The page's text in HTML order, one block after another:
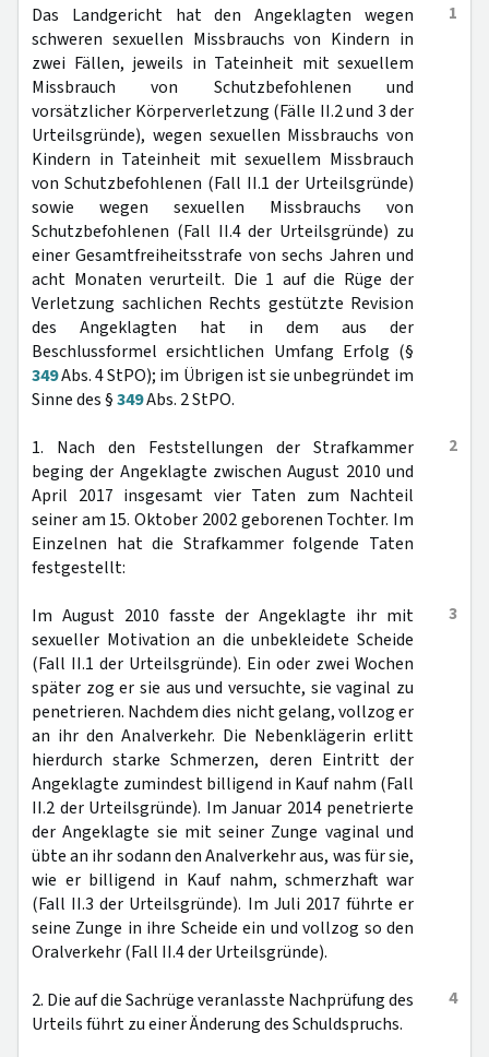
1
Das Landgericht hat den Angeklagten wegen
schweren sexuellen Missbrauchs von Kindern in
zwei Fällen, jeweils in Tateinheit mit sexuellem
Missbrauch von Schutzbefohlenen und
vorsätzlicher Körperverletzung (Fälle II.2 und 3 der
Urteilsgründe), wegen sexuellen Missbrauchs von
Kindern in Tateinheit mit sexuellem Missbrauch
von Schutzbefohlenen (Fall II.1 der Urteilsgründe)
sowie wegen sexuellen Missbrauchs von
Schutzbefohlenen (Fall II.4 der Urteilsgründe) zu
einer Gesamtfreiheitsstrafe von sechs Jahren und
acht Monaten verurteilt. Die 1 auf die Rüge der
Verletzung sachlichen Rechts gestützte Revision
des Angeklagten hat in dem aus der
Beschlussformel ersichtlichen Umfang Erfolg (§
349Abs. 4 StPO); im Übrigen ist sie unbegründet im
Sinne des §349Abs. 2 StPO.
2
1. Nach den Feststellungen der Strafkammer
beging der Angeklagte zwischen August 2010 und
April 2017 insgesamt vier Taten zum Nachteil
seiner am 15. Oktober 2002 geborenen Tochter. Im
Einzelnen hat die Strafkammer folgende Taten
festgestellt:
3
Im August 2010 fasste der Angeklagte ihr mit
sexueller Motivation an die unbekleidete Scheide
(Fall II.1 der Urteilsgründe). Ein oder zwei Wochen
später zog er sie aus und versuchte, sie vaginal zu
penetrieren. Nachdem dies nicht gelang, vollzog er
an ihr den Analverkehr. Die Nebenklägerin erlitt
hierdurch starke Schmerzen, deren Eintritt der
Angeklagte zumindest billigend in Kauf nahm (Fall
II.2 der Urteilsgründe). Im Januar 2014 penetrierte
der Angeklagte sie mit seiner Zunge vaginal und
übte an ihr sodann den Analverkehr aus, was für sie,
wie er billigend in Kauf nahm, schmerzhaft war
(Fall II.3 der Urteilsgründe). Im Juli 2017 führte er
seine Zunge in ihre Scheide ein und vollzog so den
Oralverkehr (Fall II.4 der Urteilsgründe).
4
2. Die auf die Sachrüge veranlasste Nachprüfung des
Urteils führt zu einer Änderung des Schuldspruchs.